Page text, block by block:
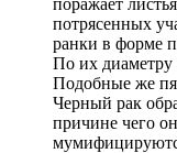
потрясенных
ранки в форме
По их диаметру
Подобные же
Черный рак
причине чего